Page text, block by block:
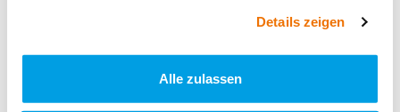
Details zeigen
Alle zulassen